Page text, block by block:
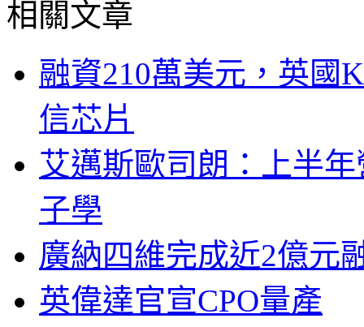
相關文章
融資210萬美元，英國
信芯片
艾邁斯歐司朗：上半
子學
廣納四維完成近2億元
英偉達官宣CPO量產